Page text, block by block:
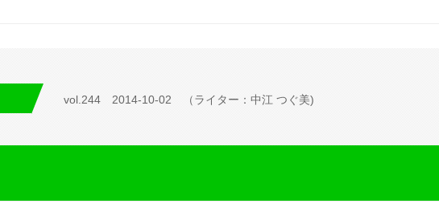
vol.244 2014-10-02 （ライター：中江 つぐ美)